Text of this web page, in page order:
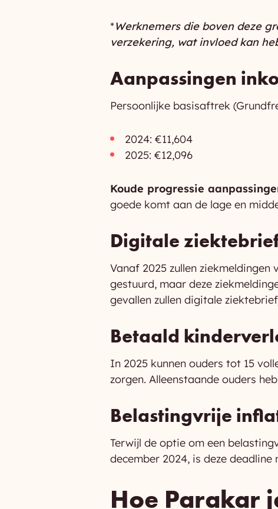
*Werknemers die boven deze
verzekering, wat invloed kan
Aanpassingen
Persoonlijke basisaftrek
2024: €11,604
2025: €12,096
Koude progressie
goede komt aan de lage en
Digitale
Vanaf 2025 zullen
gestuurd, maar deze
gevallen zullen digitale
Betaald
In 2025 kunnen ouders tot 15
zorgen. Alleenstaande ouders
Belastingvrije
Terwijl de optie om een
december 2024, is deze deadline
Hoe Parakar